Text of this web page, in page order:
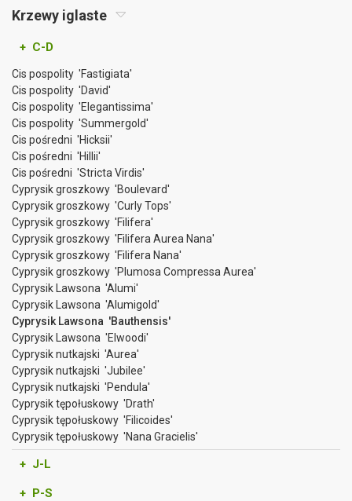
Krzewy iglaste
+ C-D
Cis pospolity 'Fastigiata'
Cis pospolity 'David'
Cis pospolity 'Elegantissima'
Cis pospolity 'Summergold'
Cis pośredni 'Hicksii'
Cis pośredni 'Hillii'
Cis pośredni 'Stricta Virdis'
Cyprysik groszkowy 'Boulevard'
Cyprysik groszkowy 'Curly Tops'
Cyprysik groszkowy 'Filifera'
Cyprysik groszkowy 'Filifera Aurea Nana'
Cyprysik groszkowy 'Filifera Nana'
Cyprysik groszkowy 'Plumosa Compressa Aurea'
Cyprysik Lawsona 'Alumi'
Cyprysik Lawsona 'Alumigold'
Cyprysik Lawsona 'Bauthensis'
Cyprysik Lawsona 'Elwoodi'
Cyprysik nutkajski 'Aurea'
Cyprysik nutkajski 'Jubilee'
Cyprysik nutkajski 'Pendula'
Cyprysik tępołuskowy 'Drath'
Cyprysik tępołuskowy 'Filicoides'
Cyprysik tępołuskowy 'Nana Gracielis'
+ J-L
+ P-S